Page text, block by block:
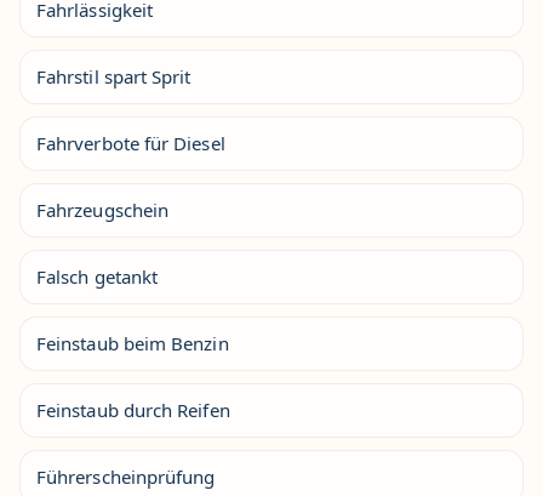
Fahrlässigkeit
Fahrstil spart Sprit
Fahrverbote für Diesel
Fahrzeugschein
Falsch getankt
Feinstaub beim Benzin
Feinstaub durch Reifen
Führerscheinprüfung